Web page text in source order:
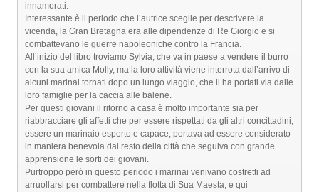
innamorati.
Interessante è il periodo che l’autrice sceglie per descrivere la
vicenda, la Gran Bretagna era alle dipendenze di Re Giorgio e si
combattevano le guerre napoleoniche contro la Francia.
All’inizio del libro troviamo Sylvia, che va in paese a vendere il burro
con la sua amica Molly, ma la loro attività viene interrota dall’arrivo di
alcuni marinai tornati dopo un lungo viaggio, che li ha portati via dalle
loro famiglie per la caccia alle balene.
Per questi giovani il ritorno a casa è molto importante sia per
riabbracciare gli affetti che per essere rispettati da gli altri concittadini,
essere un marinaio esperto e capace, portava ad essere considerato
in maniera benevola dal resto della città che seguiva con grande
apprensione le sorti dei giovani.
Purtroppo però in questo periodo i marinai venivano costretti ad
arruollarsi per combattere nella flotta di Sua Maesta, e qui